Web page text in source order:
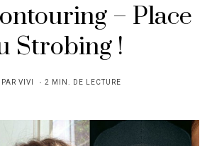
– Place
Strobing !
PAR VIVI 2 MIN. DE LECTURE